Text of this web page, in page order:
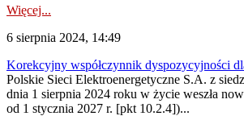
Więcej...
6 sierpnia 2024, 14:49
Korekcyjny współczynnik dyspozycyjności
Polskie Sieci Elektroenergetyczne S.A. z
dnia 1 sierpnia 2024 roku w życie weszła
od 1 stycznia 2027 r. [pkt 10.2.4])...